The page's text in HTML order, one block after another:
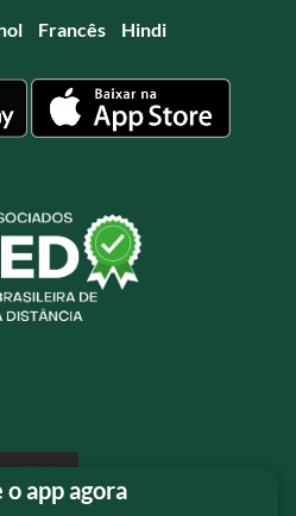
o app agora
Francês Hindi